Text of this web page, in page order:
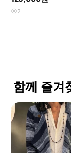
2
함께 즐겨